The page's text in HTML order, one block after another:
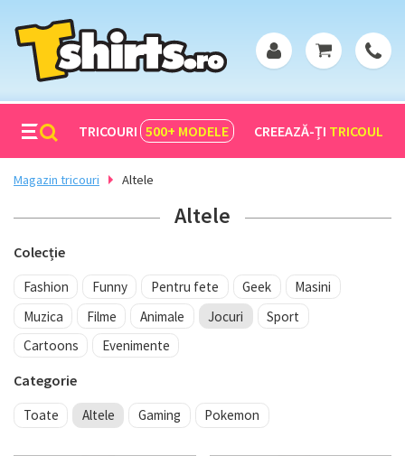
TRICOURI 500+ MODELE CREEAZĂ-ȚI TRICOUL
Magazin tricouri Altele
Altele
Colecție
Fashion Funny Pentru fete Geek
Masini
Muzica
Filme Animale Jocuri
Sport
Cartoons
Evenimente
Categorie
Toate Altele Gaming Pokemon